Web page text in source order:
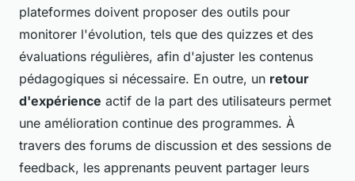
plateformes doivent proposer des outils pour
monitorer l'évolution, tels que des quizzes et des
évaluations régulières, afin d'ajuster les contenus
pédagogiques si nécessaire. En outre, un retour
d'expérience actif de la part des utilisateurs permet
une amélioration continue des programmes. À
travers des forums de discussion et des sessions de
feedback, les apprenants peuvent partager leurs